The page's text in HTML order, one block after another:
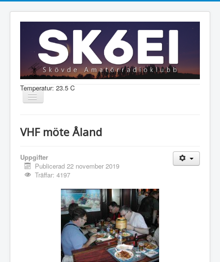
Temperatur: 23.5 C
Visa/dölj
Information
Aktiviteter
Medlem
VHF möte Åland
Uppgifter
Publicerad 22 november 2019
Träffar: 4197